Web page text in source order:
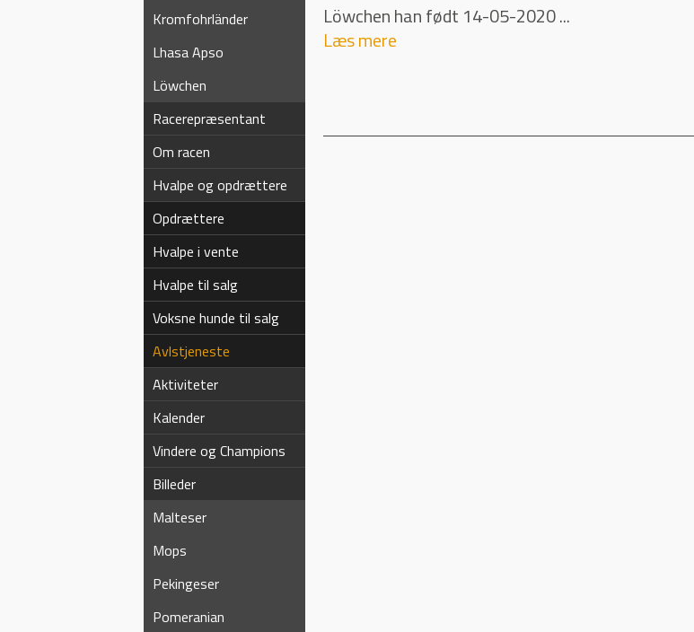
Kromfohrländer
Lhasa Apso
Löwchen
Racerepræsentant
Om racen
Hvalpe og opdrættere
Opdrættere
Hvalpe i vente
Hvalpe til salg
Voksne hunde til salg
Avlstjeneste
Aktiviteter
Kalender
Vindere og Champions
Billeder
Malteser
Mops
Pekingeser
Pomeranian
Löwchen han født 14-05-2020 ...
Læs mere